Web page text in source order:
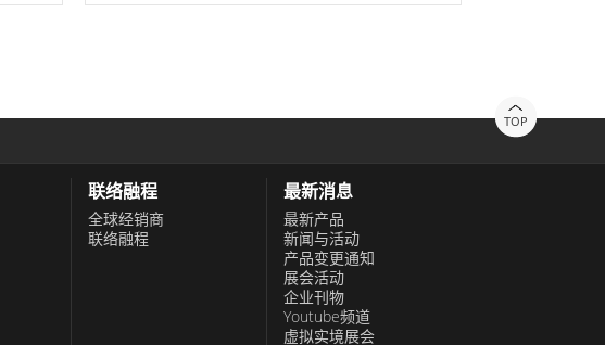
TOP
联络融程
全球经销商
联络融程
最新消息
最新产品
新闻与活动
产品变更通知
展会活动
企业刊物
Youtube频道
虚拟实境展会